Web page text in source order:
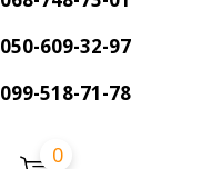
050-609-32-97
099-518-71-78
0